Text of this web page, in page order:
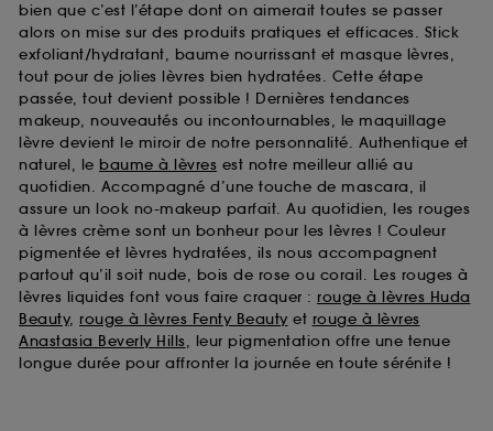
bien que c’est l’étape dont on aimerait toutes se passer
alors on mise sur des produits pratiques et efficaces. Stick
exfoliant/hydratant, baume nourrissant et masque lèvres,
tout pour de jolies lèvres bien hydratées. Cette étape
passée, tout devient possible ! Dernières tendances
makeup, nouveautés ou incontournables, le maquillage
lèvre devient le miroir de notre personnalité. Authentique et
naturel, le baume à lèvres est notre meilleur allié au
quotidien. Accompagné d’une touche de mascara, il
assure un look no-makeup parfait. Au quotidien, les rouges
à lèvres crème sont un bonheur pour les lèvres ! Couleur
pigmentée et lèvres hydratées, ils nous accompagnent
partout qu’il soit nude, bois de rose ou corail. Les rouges à
lèvres liquides font vous faire craquer : rouge à lèvres Huda
Beauty, rouge à lèvres Fenty Beauty et rouge à lèvres
Anastasia Beverly Hills, leur pigmentation offre une tenue
longue durée pour affronter la journée en toute sérénite !